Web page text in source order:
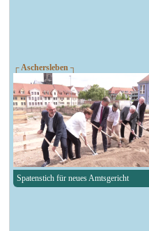
┌ Aschersleben ┐
Spatenstich für neues Amtsgericht